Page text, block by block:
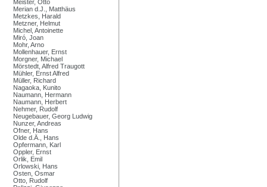
Meister, Otto
Merian d.J., Matthäus
Metzkes, Harald
Metzner, Helmut
Michel, Antoinette
Miró, Joan
Mohr, Arno
Mollenhauer, Ernst
Morgner, Michael
Mörstedt, Alfred Traugott
Mühler, Ernst Alfred
Müller, Richard
Nagaoka, Kunito
Naumann, Hermann
Naumann, Herbert
Nehmer, Rudolf
Neugebauer, Georg Ludwig
Nunzer, Andreas
Ofner, Hans
Olde d.Ä., Hans
Opfermann, Karl
Oppler, Ernst
Orlik, Emil
Orlowski, Hans
Osten, Osmar
Otto, Rudolf